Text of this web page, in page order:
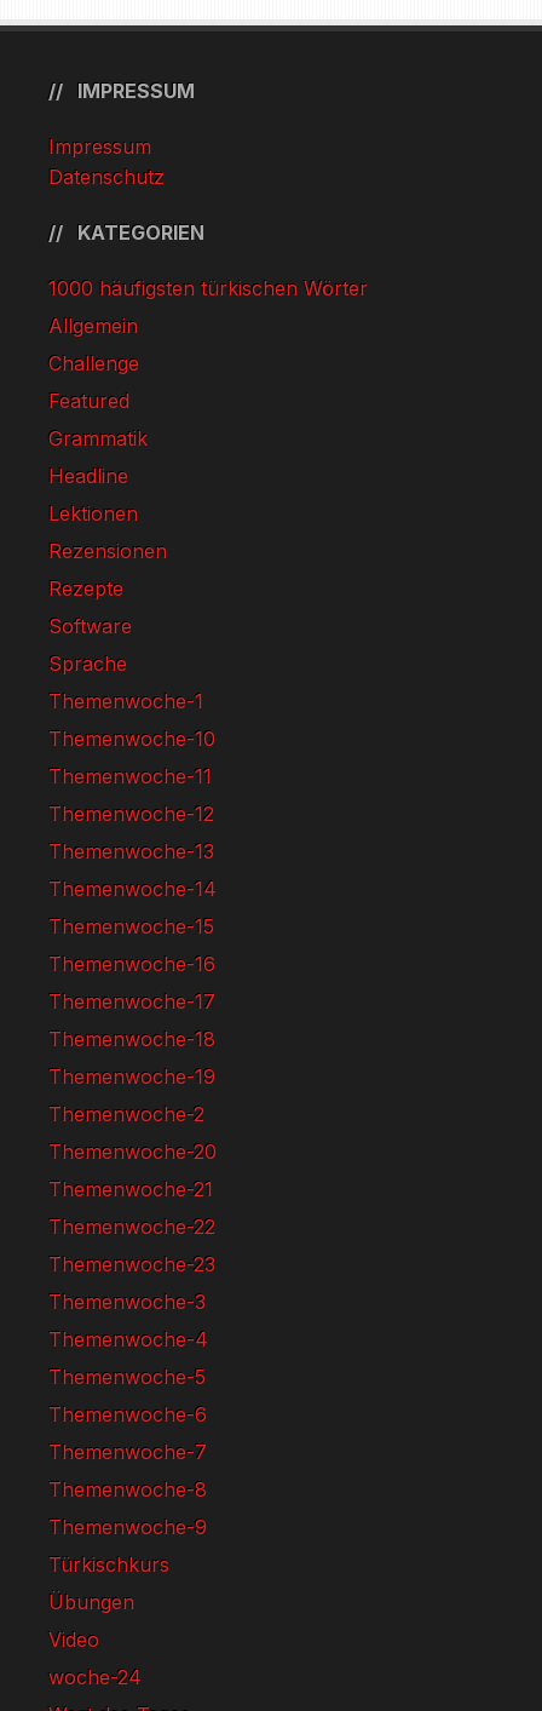
IMPRESSUM
Impressum
Datenschutz
KATEGORIEN
1000 häufigsten türkischen Wörter
Allgemein
Challenge
Featured
Grammatik
Headline
Lektionen
Rezensionen
Rezepte
Software
Sprache
Themenwoche-1
Themenwoche-10
Themenwoche-11
Themenwoche-12
Themenwoche-13
Themenwoche-14
Themenwoche-15
Themenwoche-16
Themenwoche-17
Themenwoche-18
Themenwoche-19
Themenwoche-2
Themenwoche-20
Themenwoche-21
Themenwoche-22
Themenwoche-23
Themenwoche-3
Themenwoche-4
Themenwoche-5
Themenwoche-6
Themenwoche-7
Themenwoche-8
Themenwoche-9
Türkischkurs
Übungen
Video
woche-24